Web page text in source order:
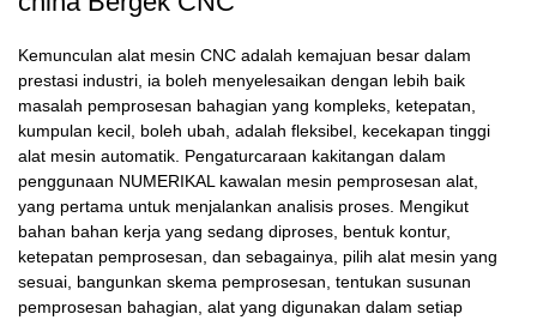
Kemunculan alat mesin CNC adalah kemajuan besar dalam
prestasi industri, ia boleh menyelesaikan dengan lebih baik
masalah pemprosesan bahagian yang kompleks, ketepatan,
kumpulan kecil, boleh ubah, adalah fleksibel, kecekapan tinggi
alat mesin automatik. Pengaturcaraan kakitangan dalam
penggunaan NUMERIKAL kawalan mesin pemprosesan alat,
yang pertama untuk menjalankan analisis proses. Mengikut
bahan bahan kerja yang sedang diproses, bentuk kontur,
ketepatan pemprosesan, dan sebagainya, pilih alat mesin yang
sesuai, bangunkan skema pemprosesan, tentukan susunan
pemprosesan bahagian, alat yang digunakan dalam setiap